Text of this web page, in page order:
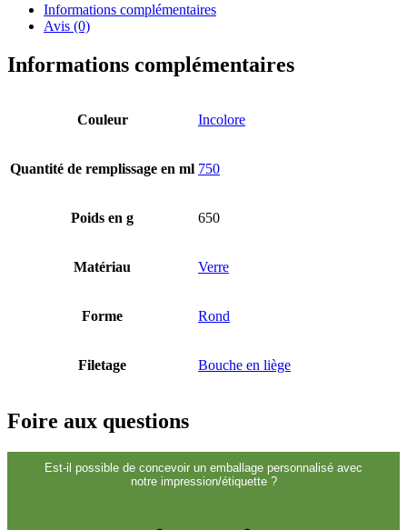
Bouteilles de bière(16)
Informations complémentaires
Avis (0)
Informations complémentaires
Couleur Incolore
Quantité de remplissage en ml 750
Poids en g 650
Matériau Verre
Forme Rond
Filetage Bouche en liège
Foire aux questions
Est-il possible de concevoir un emballage personnalisé avec
notre impression/étiquette ?